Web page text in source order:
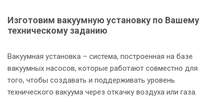
Изготовим вакуумную установку по Вашему
техническому заданию
Вакуумная установка – система, построенная на базе
вакуумных насосов, которые работают совместно для
того, чтобы создавать и поддерживать уровень
технического вакуума через откачку воздуха или газа.